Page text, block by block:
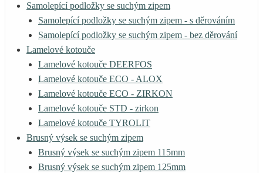
Samolepící podložky se suchým zipem
Samolepící podložky se suchým zipem - s děrováním
Samolepící podložky se suchým zipem - bez děrování
Lamelové kotouče
Lamelové kotouče DEERFOS
Lamelové kotouče ECO - ALOX
Lamelové kotouče ECO - ZIRKON
Lamelové kotouče STD - zirkon
Lamelové kotouče TYROLIT
Brusný výsek se suchým zipem
Brusný výsek se suchým zipem 115mm
Brusný výsek se suchým zipem 125mm